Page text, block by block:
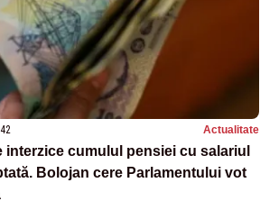
Actualitate
interzice cumulul pensiei cu salariul
Bolojan cere Parlamentului vot